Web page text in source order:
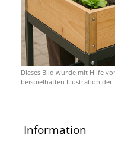
Dieses Bild wurde mit Hilfe
beispielhaften Illustration der
Information